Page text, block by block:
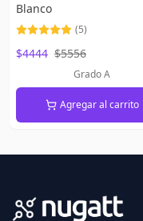
Blanco
(5)
$4444 $5556
Grado A
Agregar al carrito